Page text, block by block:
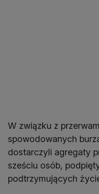
W związku z
spowodowanych
dostarczyli agregaty
sześciu osób,
podtrzymujących